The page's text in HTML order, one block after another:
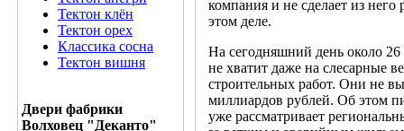
Тектон клён
Тектон орех
Классика сосна
Тектон вишня
Двери фабрики
Волховец "Деканто"
компания и не сделает из
этом деле.
На сегодняшний день около 26
не хватит даже на слесарные
строительных работ. Они не
миллиардов рублей. Об этом
уже рассматривает